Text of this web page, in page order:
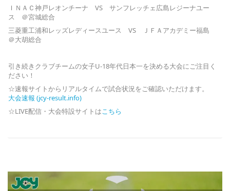
ＩＮＡＣ神戸レオンチーナ VS サンフレッチェ広島レジーナユー
ス ＠宮城総合
三菱重工浦和レッズレディースユース VS ＪＦＡアカデミー福島
＠大胡総合
引き続きクラブチームの女子U-18年代日本一を決める大会にご注目く
ださい！
☆速報サイトからリアルタイムで試合状況をご確認いただけます。
大会速報 (jcy-result.info)
☆LIVE配信・大会特設サイトはこちら